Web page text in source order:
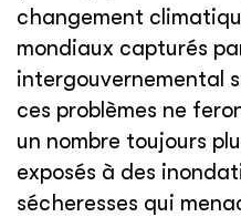
changement
mondiaux capturés
intergouvernemental
ces problèmes ne
un nombre toujours
exposés à des
sécheresses qui